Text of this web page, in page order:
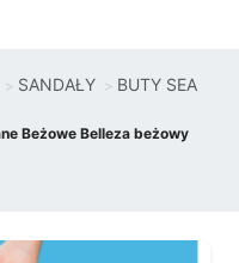
SANDAŁY BUTY SEA
Beżowe Belleza beżowy